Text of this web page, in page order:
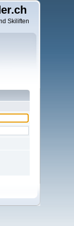
Skiliften